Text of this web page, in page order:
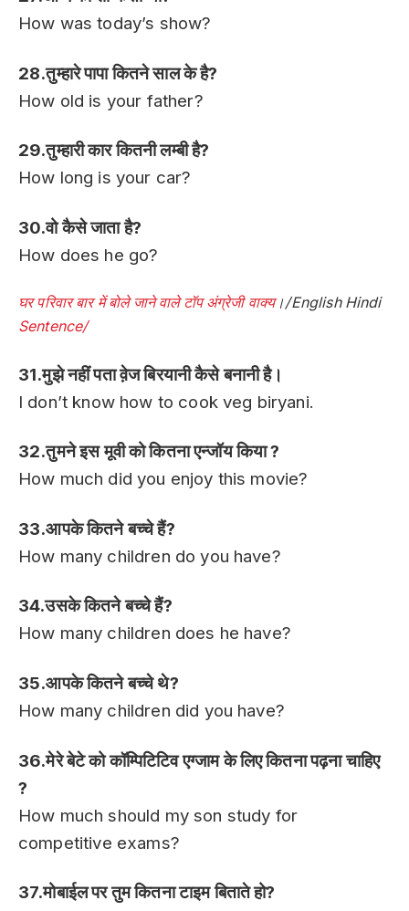
How was today’s show?
28.तुम्हारे पापा कितने साल के है?
How old is your father?
29.तुम्हारी कार कितनी लम्बी है?
How long is your car?
30.वो कैसे जाता है?
How does he go?
घर परिवार बार में बोले जाने वाले टॉप अंग्रेजी वाक्य।/English Hindi
Sentence/
31.मुझे नहीं पता व़ेज बिरयानी कैसे बनानी है।
I don’t know how to cook veg biryani.
32.तुमने इस मूवी को कितना एन्जॉय किया ?
How much did you enjoy this movie?
33.आपके कितने बच्चे हैं?
How many children do you have?
34.उसके कितने बच्चे हैं?
How many children does he have?
35.आपके कितने बच्चे थे?
How many children did you have?
36.मेरे बेटे को कॉम्पिटिटिव एग्जाम के लिए कितना पढ़ना चाहिए
?
How much should my son study for
competitive exams?
37.मोबाईल पर तुम कितना टाइम बिताते हो?